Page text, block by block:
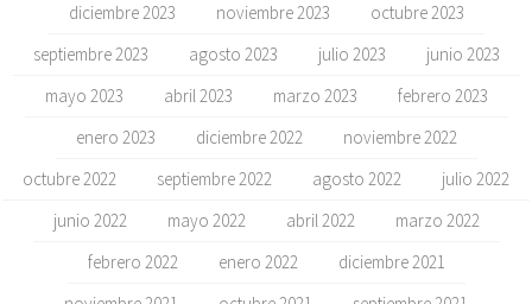
diciembre 2023
noviembre 2023
octubre 2023
septiembre 2023
agosto 2023 julio 2023
junio 2023
mayo 2023
abril 2023 marzo 2023
febrero 2023
enero 2023
diciembre 2022
noviembre 2022
octubre 2022
septiembre 2022 agosto 2022
julio 2022
junio 2022
mayo 2022 abril 2022
marzo 2022
febrero 2022
enero 2022
diciembre 2021